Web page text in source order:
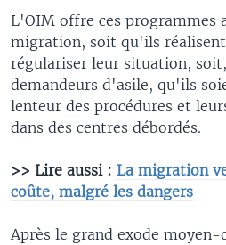
L'OIM offre ces programmes
migration, soit qu'ils
régulariser leur situation,
demandeurs d'asile, qu'ils
lenteur des procédures et
dans des centres débordés.
>> Lire aussi : La migration
coûte, malgré les dangers
Après le grand exode moyen-